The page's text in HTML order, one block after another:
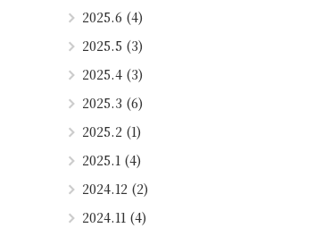
2025.6 (4)
2025.5 (3)
2025.4 (3)
2025.3 (6)
2025.2 (1)
2025.1 (4)
2024.12 (2)
2024.11 (4)